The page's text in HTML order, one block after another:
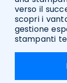
verso il
scopri i
gestione
stampanti